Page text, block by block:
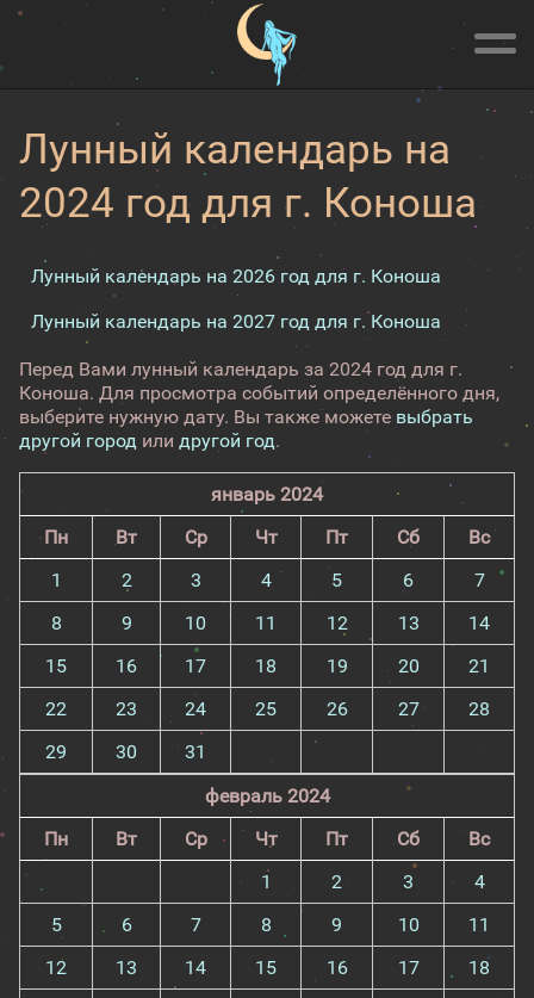
Лунный календарь на
2024 год для г. Коноша
Лунный календарь на 2026 год для г. Коноша
Лунный календарь на 2027 год для г. Коноша
Перед Вами лунный календарь за 2024 год для г.
Коноша. Для просмотра событий определённого дня,
выберите нужную дату. Вы также можете выбрать
другой город или другой год.
январь 2024
Пн
Вт Ср Чт Пт Сб
Вс
1
2 3 4 5 6
7
8
9 10 11 12 13
14
15
16 17 18 19 20
21
22
23 24 25 26 27
28
29
30
31
февраль 2024
Пн
Вт Ср Чт Пт Сб
Вс
1
2 3
4
5
6 7 8 9 10
11
12
13 14 15 16 17
18